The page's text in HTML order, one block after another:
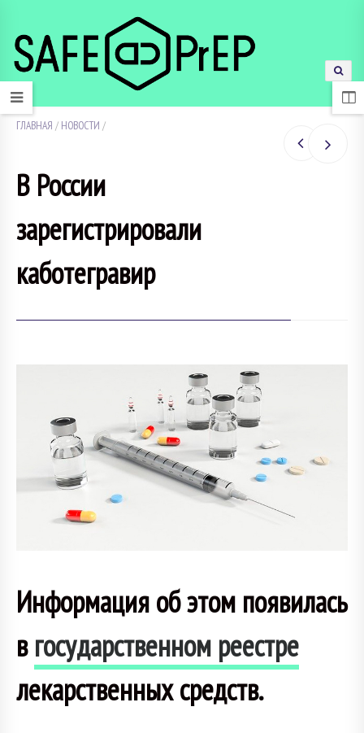
ГЛАВНАЯ / НОВОСТИ /
В России
зарегистрировали
каботегравир
Информация об этом появилась
вгосударственном реестре
лекарственных средств.